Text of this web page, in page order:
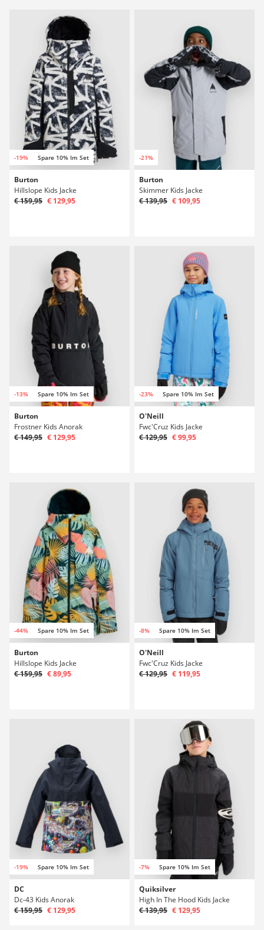
-19% Spare 10% Im Set
Burton
Hillslope Kids Jacke
€ 159,95 € 129,95
-21%
Burton
Skimmer Kids Jacke
€ 139,95 € 109,95
-13% Spare 10% Im Set
Burton
Frostner Kids Anorak
€ 149,95 € 129,95
-23% Spare 10% Im Set
O'Neill
Fwc'Cruz Kids Jacke
€ 129,95 € 99,95
-44% Spare 10% Im Set
Burton
Hillslope Kids Jacke
€ 159,95 € 89,95
-8% Spare 10% Im Set
O'Neill
Fwc'Cruz Kids Jacke
€ 129,95 € 119,95
-19% Spare 10% Im Set
DC
Dc-43 Kids Anorak
€ 159,95 € 129,95
-7% Spare 10% Im Set
Quiksilver
High In The Hood Kids Jacke
€ 139,95 € 129,95